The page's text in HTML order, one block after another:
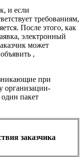
и если
требованиям,
После этого, как
электронный
может
,
при
организации-
один пакет
заказчика